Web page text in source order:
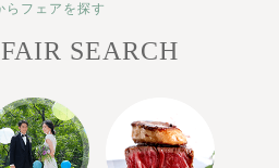
らフェアを探す
SEARCH